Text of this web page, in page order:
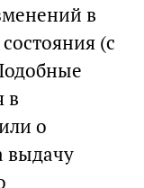
в
(с
в
о
выдачу